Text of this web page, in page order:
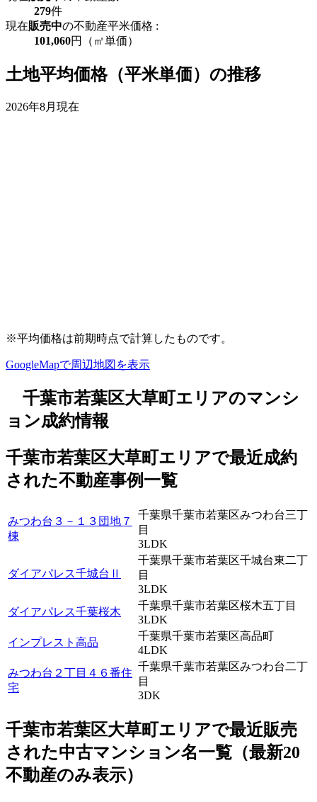
279件
現在販売中の不動産平米価格 :
101,060円（㎡単価）
土地平均価格（平米単価）の推移
2026年8月現在
※平均価格は前期時点で計算したものです。
GoogleMapで周辺地図を表示
千葉市若葉区大草町エリアのマンシ
ョン成約情報
千葉市若葉区大草町エリアで最近成約
された不動産事例一覧
みつわ台３－１３団地７
棟
千葉県千葉市若葉区みつわ台三丁
目
3LDK
ダイアパレス千城台Ⅱ
千葉県千葉市若葉区千城台東二丁
目
3LDK
ダイアパレス千葉桜木
千葉県千葉市若葉区桜木五丁目
3LDK
インプレスト高品
千葉県千葉市若葉区高品町
4LDK
みつわ台２丁目４６番住
宅
千葉県千葉市若葉区みつわ台二丁
目
3DK
千葉市若葉区大草町エリアで最近販売
された中古マンション名一覧（最新20
不動産のみ表示）